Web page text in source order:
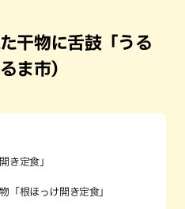
干物に舌鼓「うる
ま市）
き定食」
「根ほっけ開き定食」